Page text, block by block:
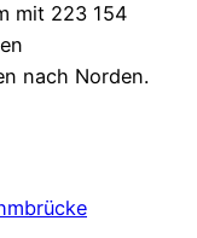
mit 223 154
nach Norden.